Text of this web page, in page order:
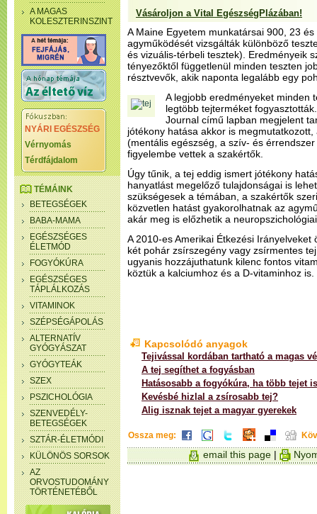
A MAGAS
KOLESZTERINSZINT
NYÁRI EGÉSZSÉG
Vérnyomás
Térdfájdalom
TÉMÁINK
BETEGSÉGEK
BABA-MAMA
EGÉSZSÉGES
ÉLETMÓD
FOGYÓKÚRA
EGÉSZSÉGES
TÁPLÁLKOZÁS
VITAMINOK
SZÉPSÉGÁPOLÁS
ALTERNATÍV
GYÓGYÁSZAT
GYÓGYTEÁK
SZEX
PSZICHOLÓGIA
SZENVEDÉLY-
BETEGSÉGEK
SZTÁR-ÉLETMÓDI
KÜLÖNÖS SORSOK
AZ
ORVOSTUDOMÁNY
TÖRTÉNETÉBŐL
Vásároljon a Vital EgészségPlázában!
A Maine Egyetem munkatársai 900, 23
agyműködését vizsgálták különböző
és vizuális-térbeli tesztek). Eredményeik
tényezőktől függetlenül minden teszten
résztvevők, akik naponta legalább egy
A legjobb eredményeket minden
legtöbb tejterméket
Journal című lapban megjelent
jótékony hatása akkor is
(mentális egészség, a szív- és
figyelembe vettek a szakértők.
Úgy tűnik, a tej eddig ismert jótékony
hanyatlást megelőző tulajdonságai is
szükségesek a témában, a szakértők
közvetlen hatást gyakorolhatnak az
akár meg is előzhetik a
A 2010-es Amerikai Étkezési
két pohár zsírszegény vagy zsírmentes
ugyanis hozzájuthatunk kilenc fontos
köztük a kalciumhoz és a D-vitaminhoz is.
Kapcsolódó anyagok
Tejivással kordában tartható a magas
A tej segíthet a fogyásban
Hatásosabb a fogyókúra, ha több tejet
Kevésbé hizlal a zsírosabb tej?
Alig isznak tejet a magyar gyerekek
Ossza meg:
email this page |